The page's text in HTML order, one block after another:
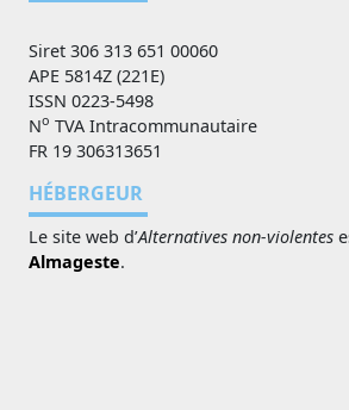
Siret 306 313 651 00060
APE 5814Z (221E)
ISSN 0223-5498
No TVA Intracommunautaire
FR 19 306313651
HÉBERGEUR
Le site web d’Alternatives non-violentes
Almageste.